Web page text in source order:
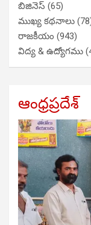
బిజినెస్ (65)
ముఖ్య కథనాలు
రాజకీయం (943)
విద్య & ఉద్యోగము
ఆంధ్రప్రదేశ్